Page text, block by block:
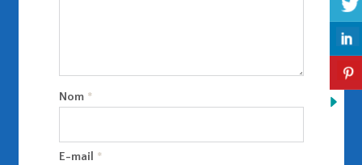
Nom *
E-mail *